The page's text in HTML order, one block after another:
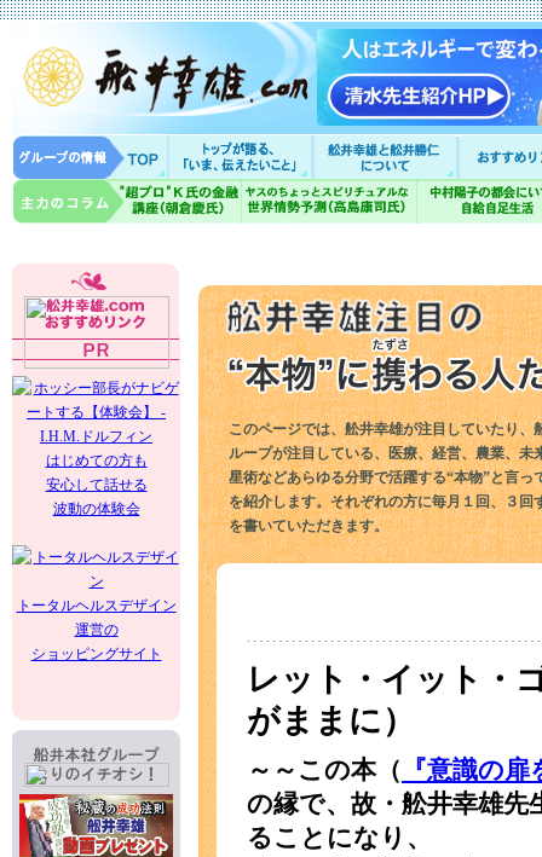
はじめての方も
安心して話せる
波動の体験会
トータルヘルスデザイン
運営の
ショッピングサイト
このページでは、舩井幸雄が注目していたり、
ループが注目している、医療、経営、農業、未
星術などあらゆる分野で活躍する“本物”と言っ
を紹介します。それぞれの方に毎月１回、３回
を書いていただきます。
レット・イット・
がままに）
～～この本（ 『意識の
の縁で、故・舩井幸雄先
ることになり、